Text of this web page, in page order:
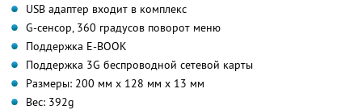
USB адаптер входит в комплекс
G-сенсор, 360 градусов поворот меню
Поддержка E-BOOK
Поддержка 3G беспроводной сетевой карты
Размеры: 200 мм х 128 мм х 13 мм
Вес: 392g